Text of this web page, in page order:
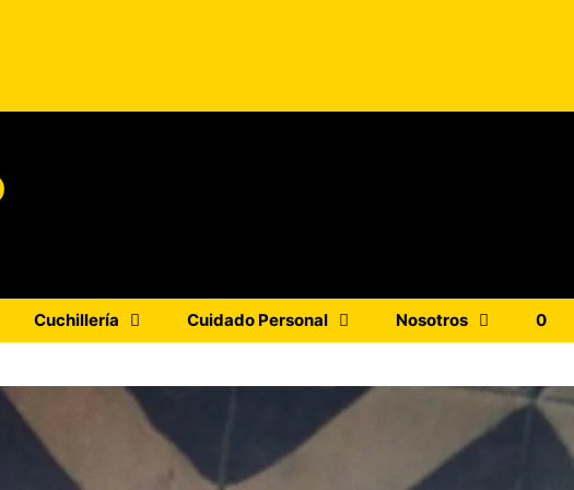
Cuchillería Cuidado Personal Nosotros 0